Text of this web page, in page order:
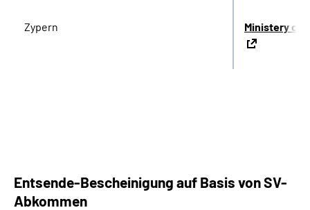
Zypern Ministery of
Entsende-Bescheinigung auf Basis von SV-
Abkommen